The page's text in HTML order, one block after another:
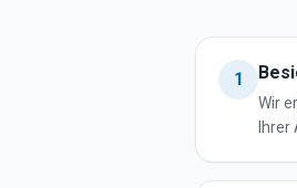
1
Wir
Ihrer